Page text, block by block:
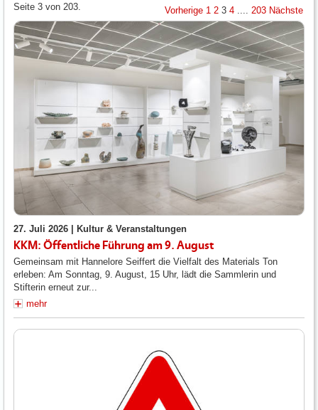
Seite 3 von 203. Vorherige 1 2 3 4 203 Nächste
27. Juli 2026 | Kultur & Veranstaltungen
KKM: Öffentliche Führung am 9. August
Gemeinsam mit Hannelore Seiffert die Vielfalt des Materials Ton
erleben: Am Sonntag, 9. August, 15 Uhr, lädt die Sammlerin und
Stifterin erneut zur...
mehr